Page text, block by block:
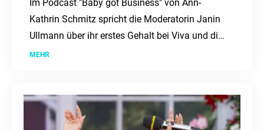
Im Podcast "Baby got Business" von Ann-
Kathrin Schmitz spricht die Moderatorin Janin
Ullmann über ihr erstes Gehalt bei Viva und die
Gehaltsunterschiede zu Oliver Pocher. Weiter
beschäftigen.
MEHR